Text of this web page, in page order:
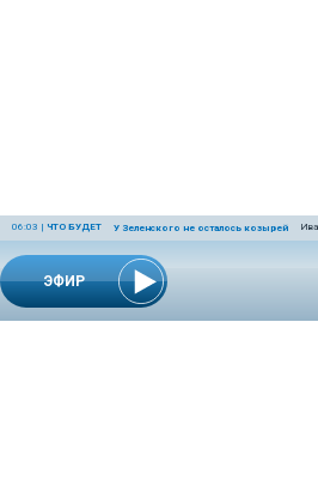
ЭФИР
06:03 | ЧТО БУДЕТ У Зеленского не осталось козырей